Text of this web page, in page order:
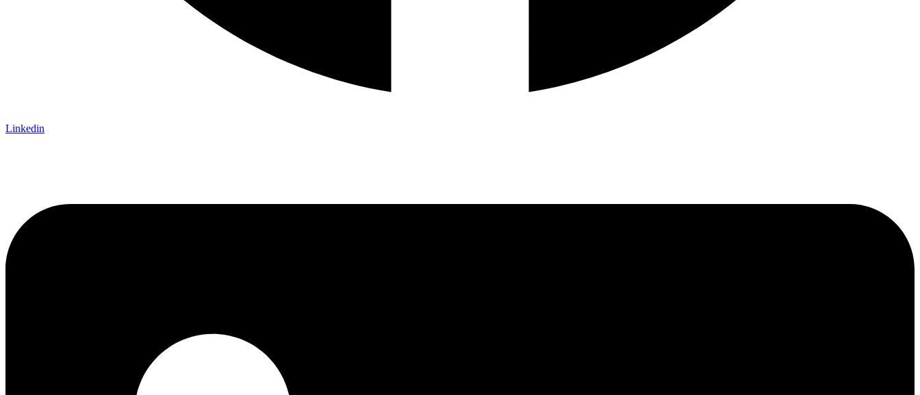
Linkedin